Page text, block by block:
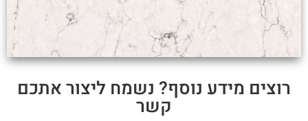
רוצים מידע נוסף? נשמח ליצור אתכם
קשר